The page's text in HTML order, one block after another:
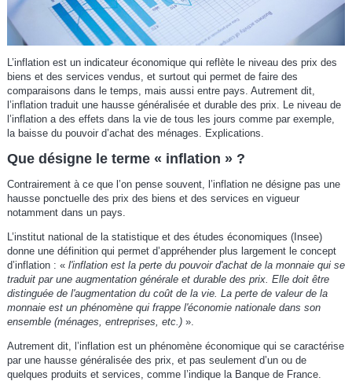
L’inflation est un indicateur économique qui reflète le niveau des prix des
biens et des services vendus, et surtout qui permet de faire des
comparaisons dans le temps, mais aussi entre pays. Autrement dit,
l’inflation traduit une hausse généralisée et durable des prix. Le niveau de
l’inflation a des effets dans la vie de tous les jours comme par exemple,
la baisse du pouvoir d’achat des ménages. Explications.
Que désigne le terme « inflation » ?
Contrairement à ce que l’on pense souvent, l’inflation ne désigne pas une
hausse ponctuelle des prix des biens et des services en vigueur
notamment dans un pays.
L’institut national de la statistique et des études économiques (Insee)
donne une définition qui permet d’appréhender plus largement le concept
d’inflation : « l'inflation est la perte du pouvoir d'achat de la monnaie qui se
traduit par une augmentation générale et durable des prix. Elle doit être
distinguée de l'augmentation du coût de la vie. La perte de valeur de la
monnaie est un phénomène qui frappe l'économie nationale dans son
ensemble (ménages, entreprises, etc.)».
Autrement dit, l’inflation est un phénomène économique qui se caractérise
par une hausse généralisée des prix, et pas seulement d’un ou de
quelques produits et services, comme l’indique la Banque de France.